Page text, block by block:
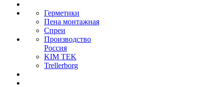
Герметики
Пена монтажная
Спреи
Производство
Россия
KIM TEK
Trellerborg